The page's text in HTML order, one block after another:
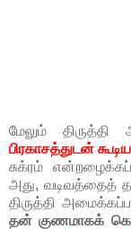
மேலும்
பிரகாசத்துடன்
சுக்ரம்
அது, வடிவத்தைத்
திருத்தி
தன் குணமாகக்